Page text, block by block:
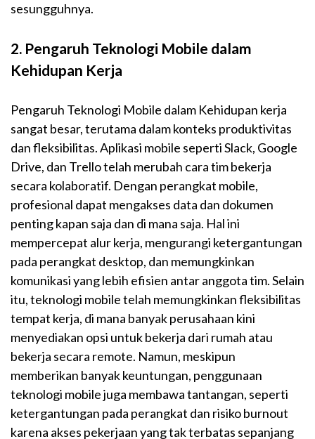
sesungguhnya.
2. Pengaruh Teknologi Mobile dalam
Kehidupan Kerja
Pengaruh Teknologi Mobile dalam Kehidupan kerja
sangat besar, terutama dalam konteks produktivitas
dan fleksibilitas. Aplikasi mobile seperti Slack, Google
Drive, dan Trello telah merubah cara tim bekerja
secara kolaboratif. Dengan perangkat mobile,
profesional dapat mengakses data dan dokumen
penting kapan saja dan di mana saja. Hal ini
mempercepat alur kerja, mengurangi ketergantungan
pada perangkat desktop, dan memungkinkan
komunikasi yang lebih efisien antar anggota tim. Selain
itu, teknologi mobile telah memungkinkan fleksibilitas
tempat kerja, di mana banyak perusahaan kini
menyediakan opsi untuk bekerja dari rumah atau
bekerja secara remote. Namun, meskipun
memberikan banyak keuntungan, penggunaan
teknologi mobile juga membawa tantangan, seperti
ketergantungan pada perangkat dan risiko burnout
karena akses pekerjaan yang tak terbatas sepanjang